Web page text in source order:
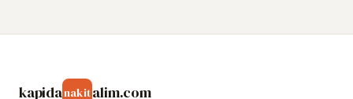
kapidanakitalim.com